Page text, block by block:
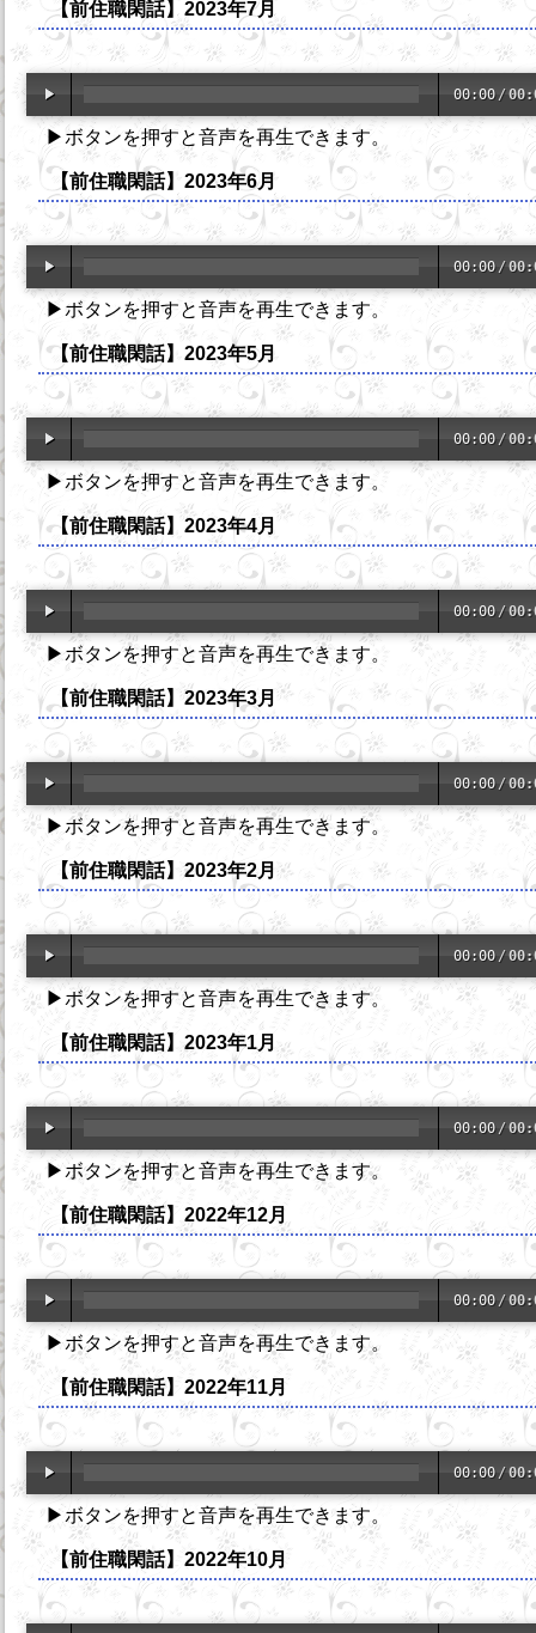
【前住職閑話】2023年7月
00:00 /
▶ボタンを押すと音声を再生できます。
【前住職閑話】2023年6月
00:00 /
▶ボタンを押すと音声を再生できます。
【前住職閑話】2023年5月
00:00 /
▶ボタンを押すと音声を再生できます。
【前住職閑話】2023年4月
00:00 /
▶ボタンを押すと音声を再生できます。
【前住職閑話】2023年3月
00:00 /
▶ボタンを押すと音声を再生できます。
【前住職閑話】2023年2月
00:00 /
▶ボタンを押すと音声を再生できます。
【前住職閑話】2023年1月
00:00 /
▶ボタンを押すと音声を再生できます。
【前住職閑話】2022年12月
00:00 /
▶ボタンを押すと音声を再生できます。
【前住職閑話】2022年11月
00:00 /
▶ボタンを押すと音声を再生できます。
【前住職閑話】2022年10月